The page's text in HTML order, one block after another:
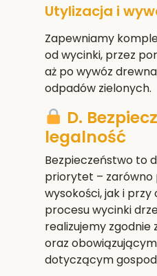
Utylizacja i
Zapewniamy
od wycinki, przez
aż po wywóz
odpadów zielonych.
D.
legalność
Bezpieczeństwo to
priorytet – zarówno
wysokości, jak i przy
procesu wycinki
realizujemy zgodnie
oraz
dotyczącym